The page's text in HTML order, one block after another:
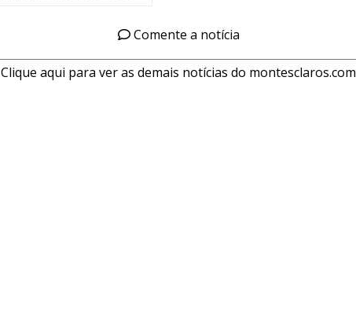
Comente a notícia
Clique aqui para ver as demais notícias do montesclaros.com